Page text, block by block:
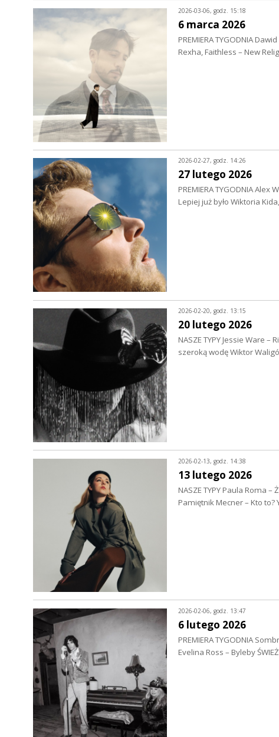
2026-03-06, godz. 15:18
6 marca 2026
PREMIERA TYGODNIA
Rexha, Faithless – New
2026-02-27, godz. 14:26
27 lutego 2026
PREMIERA TYGODNIA
Lepiej już było Wiktoria
2026-02-20, godz. 13:15
20 lutego 2026
NASZE TYPY Jessie Ware –
szeroką wodę Wiktor
2026-02-13, godz. 14:38
13 lutego 2026
NASZE TYPY Paula Roma
Pamiętnik Mecner – Kto
2026-02-06, godz. 13:47
6 lutego 2026
PREMIERA TYGODNIA
Evelina Ross – Byleby